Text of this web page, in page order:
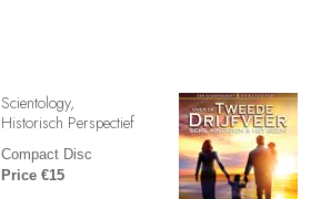
Scientology,
Historisch Perspectief
Compact Disc
Price €15